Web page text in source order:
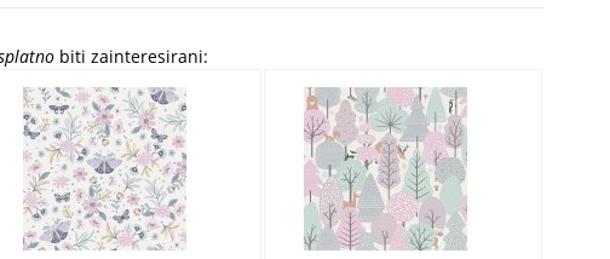
biti zainteresirani: